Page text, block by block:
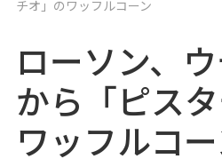
チオ」のワッフルコーン
ローソン、
から「ピス
ワッフルコ